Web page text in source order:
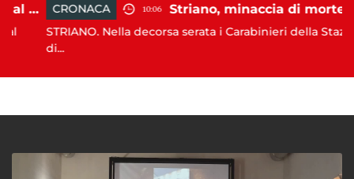
Paestum, Codacons scrive al ministro Giuli: "Rilanciare scavi dell'Anfiteatro nell'area archeologica" CRONACA 10:06 Striano, minaccia di morte il sindaco: 67enne ai domiciliari
STRIANO. Nella decorsa serata i Carabinieri della Stazione